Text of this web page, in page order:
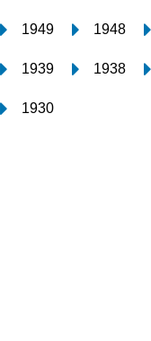
1949 1948
1939 1938
1930